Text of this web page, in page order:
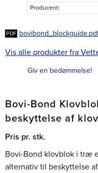
Producent
Vis alle produkter fra
Giv en bedømmelse!
Bovi-Bond
beskyttelse af
Pris pr. stk.
Bovi-Bond klovblok i træ
alternativ til beskyttelse